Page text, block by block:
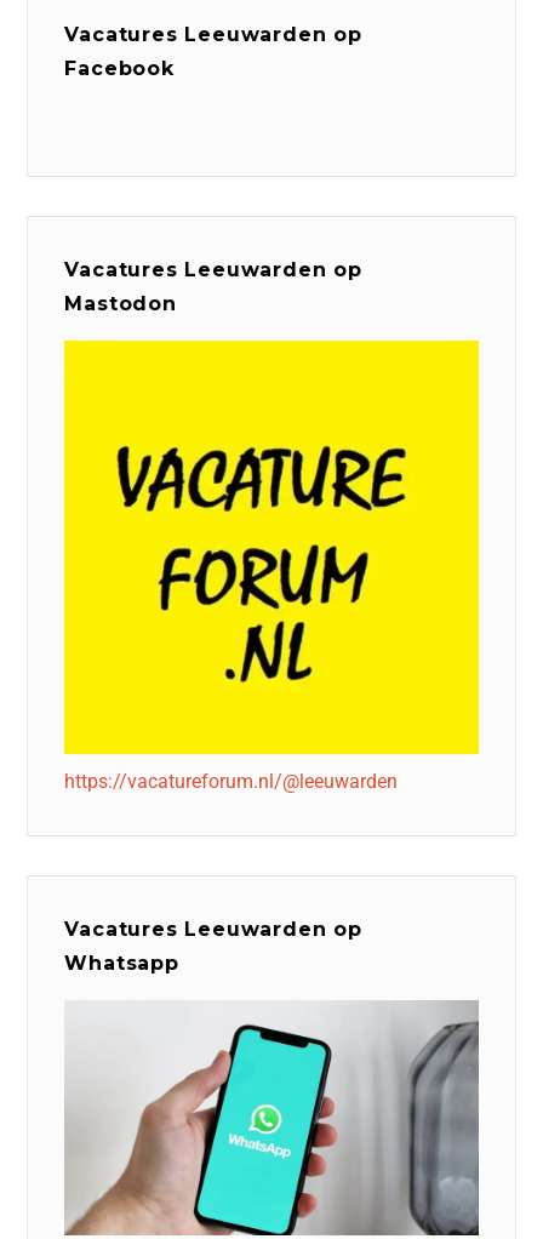
Vacatures Leeuwarden op
Facebook
Vacatures Leeuwarden op
Mastodon
https://vacatureforum.nl/@leeuwarden
Vacatures Leeuwarden op
Whatsapp